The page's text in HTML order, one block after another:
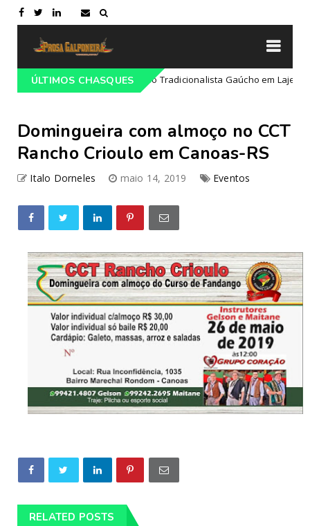
ÚLTIMOS CHASQUES
do 68º Congresso Tradicionalista Gaúcho em Lajeado-RS
Domingueira com almoço no CCT
Rancho Crioulo em Canoas-RS
Italo Dorneles maio 14, 2019 Eventos
RELATED POSTS